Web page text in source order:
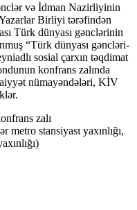
və İdman Nazirliyinin
Birliyi tərəfindən
Türk dünyası gənclərinin
“Türk dünyası gəncləri-
sosial çarxın təqdimat
konfrans zalında
nümayəndələri, KİV
zalı
metro stansiyası yaxınlığı,